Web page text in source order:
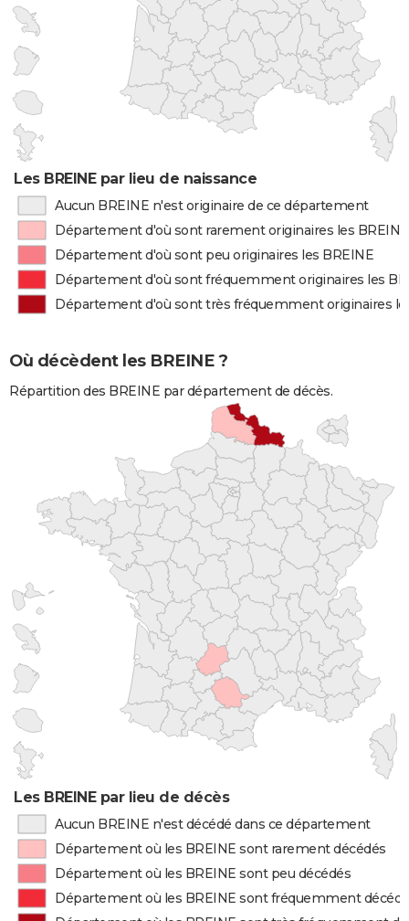
Les BREINE par lieu de naissance
Aucun BREINE n'est originaire de ce département
Département d'où sont rarement originaires les BREINE
Département d'où sont peu originaires les BREINE
Département d'où sont fréquemment originaires les
Département d'où sont très fréquemment originaires
Où décèdent les BREINE ?
Répartition des BREINE par département de décès.
Les BREINE par lieu de décès
Aucun BREINE n'est décédé dans ce département
Département où les BREINE sont rarement décédés
Département où les BREINE sont peu décédés
Département où les BREINE sont fréquemment